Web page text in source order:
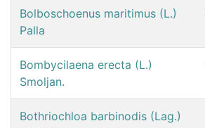
Bolboschoenus maritimus (L.)
Palla
Bombycilaena erecta (L.)
Smoljan.
Bothriochloa barbinodis (Lag.)